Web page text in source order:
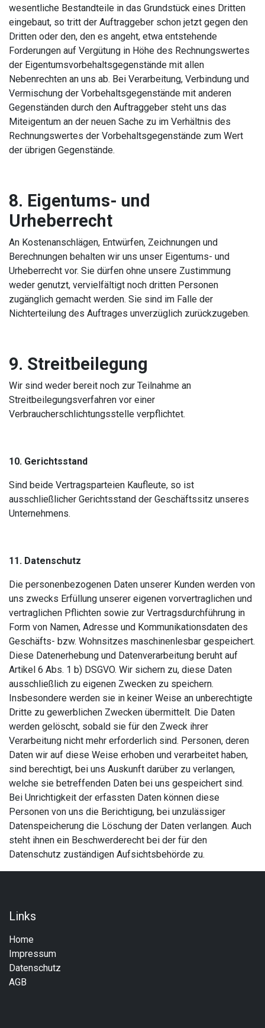
wesentliche Bestandteile in das Grundstück eines Dritten
eingebaut, so tritt der Auftraggeber schon jetzt gegen den
Dritten oder den, den es angeht, etwa entstehende
Forderungen auf Vergütung in Höhe des Rechnungswertes
der Eigentumsvorbehaltsgegenstände mit allen
Nebenrechten an uns ab. Bei Verarbeitung, Verbindung und
Vermischung der Vorbehaltsgegenstände mit anderen
Gegenständen durch den Auftraggeber steht uns das
Miteigentum an der neuen Sache zu im Verhältnis des
Rechnungswertes der Vorbehaltsgegenstände zum Wert
der übrigen Gegenstände.
8. Eigentums- und
Urheberrecht
An Kostenanschlägen, Entwürfen, Zeichnungen und
Berechnungen behalten wir uns unser Eigentums- und
Urheberrecht vor. Sie dürfen ohne unsere Zustimmung
weder genutzt, vervielfältigt noch dritten Personen
zugänglich gemacht werden. Sie sind im Falle der
Nichterteilung des Auftrages unverzüglich zurückzugeben.
9. Streitbeilegung
Wir sind weder bereit noch zur Teilnahme an
Streitbeilegungsverfahren vor einer
Verbraucherschlichtungsstelle verpflichtet.
10. Gerichtsstand
Sind beide Vertragsparteien Kaufleute, so ist
ausschließlicher Gerichtsstand der Geschäftssitz unseres
Unternehmens.
11. Datenschutz
Die personenbezogenen Daten unserer Kunden werden von
uns zwecks Erfüllung unserer eigenen vorvertraglichen und
vertraglichen Pflichten sowie zur Vertragsdurchführung in
Form von Namen, Adresse und Kommunikationsdaten des
Geschäfts- bzw. Wohnsitzes maschinenlesbar gespeichert.
Diese Datenerhebung und Datenverarbeitung beruht auf
Artikel 6 Abs. 1 b) DSGVO. Wir sichern zu, diese Daten
ausschließlich zu eigenen Zwecken zu speichern.
Insbesondere werden sie in keiner Weise an unberechtigte
Dritte zu gewerblichen Zwecken übermittelt. Die Daten
werden gelöscht, sobald sie für den Zweck ihrer
Verarbeitung nicht mehr erforderlich sind. Personen, deren
Daten wir auf diese Weise erhoben und verarbeitet haben,
sind berechtigt, bei uns Auskunft darüber zu verlangen,
welche sie betreffenden Daten bei uns gespeichert sind.
Bei Unrichtigkeit der erfassten Daten können diese
Personen von uns die Berichtigung, bei unzulässiger
Datenspeicherung die Löschung der Daten verlangen. Auch
steht ihnen ein Beschwerderecht bei der für den
Datenschutz zuständigen Aufsichtsbehörde zu.
Links
Home
Impressum
Datenschutz
AGB